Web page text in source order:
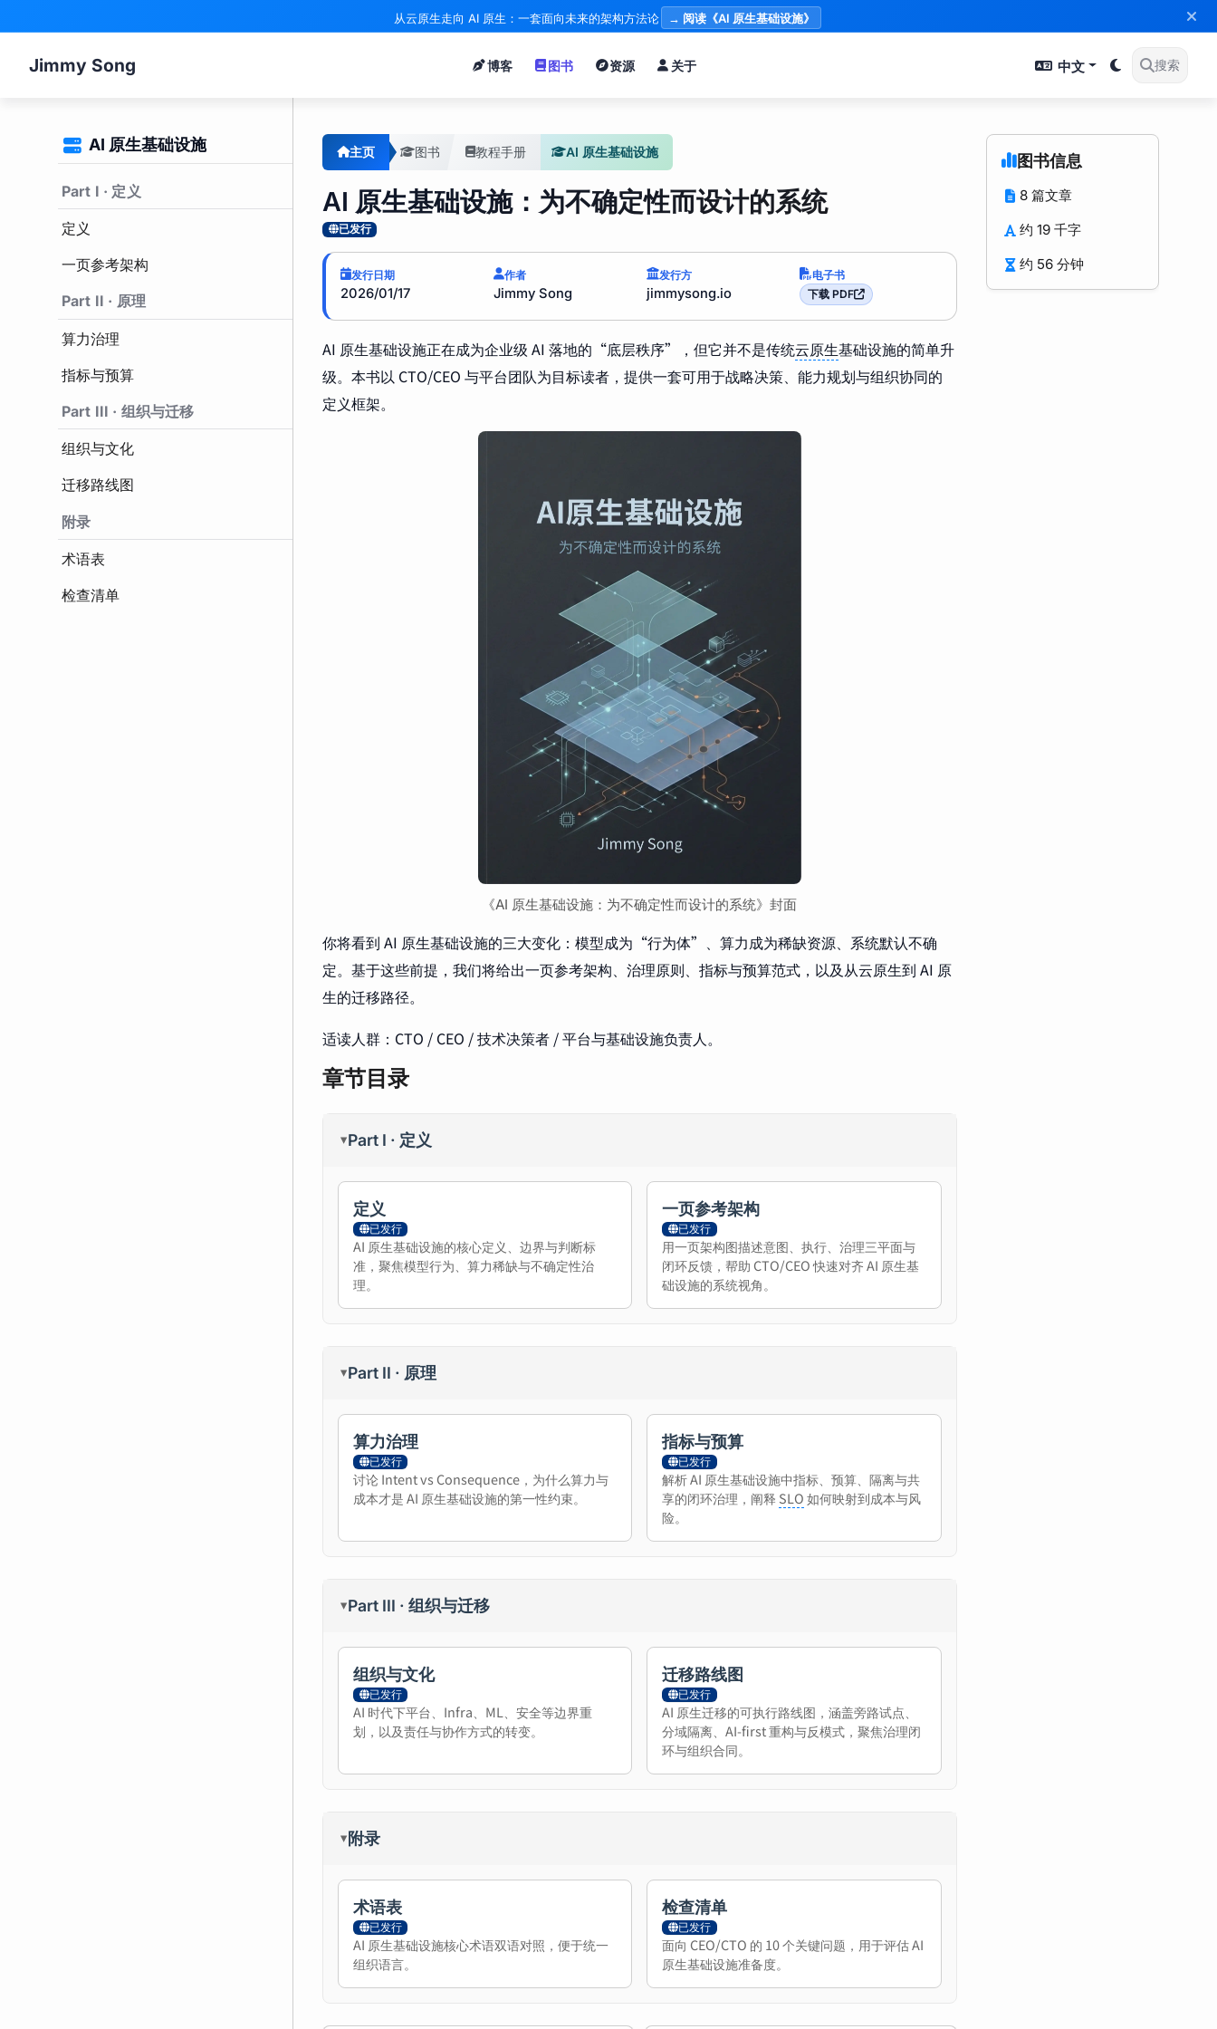
从云原生走向 AI 原生：一套面向未来的架构方法论 → 阅读《AI 原生基础设施》
Jimmy Song 博客 图书 资源 关于 中文 搜索
AI 原生基础设施
Part I · 定义
定义
一页参考架构
Part II · 原理
算力治理
指标与预算
Part III · 组织与迁移
组织与文化
迁移路线图
附录
术语表
检查清单
主页 图书 教程手册 AI 原生基础设施
AI 原生基础设施：为不确定性而设计的系统
已发行
发行日期
2026/01/17
作者
Jimmy Song
发行方
jimmysong.io
电子书
下载 PDF
AI 原生基础设施正在成为企业级 AI 落地的“底层秩序”，但它并不是传统云原生基础设施的简单升
级。本书以 CTO/CEO 与平台团队为目标读者，提供一套可用于战略决策、能力规划与组织协同的
定义框架。
《AI 原生基础设施：为不确定性而设计的系统》封面
你将看到 AI 原生基础设施的三大变化：模型成为“行为体”、算力成为稀缺资源、系统默认不确
定。基于这些前提，我们将给出一页参考架构、治理原则、指标与预算范式，以及从云原生到 AI 原
生的迁移路径。
适读人群：CTO / CEO / 技术决策者 / 平台与基础设施负责人。
章节目录
▸Part I · 定义
定义
已发行
AI 原生基础设施的核心定义、边界与判断标
准，聚焦模型行为、算力稀缺与不确定性治
理。
一页参考架构
已发行
用一页架构图描述意图、执行、治理三平面与
闭环反馈，帮助 CTO/CEO 快速对齐 AI 原生基
础设施的系统视角。
▸Part II · 原理
算力治理
已发行
讨论 Intent vs Consequence，为什么算力与
成本才是 AI 原生基础设施的第一性约束。
指标与预算
已发行
解析 AI 原生基础设施中指标、预算、隔离与共
享的闭环治理，阐释 SLO如何映射到成本与风
险。
▸Part III · 组织与迁移
组织与文化
已发行
AI 时代下平台、Infra、ML、安全等边界重
划，以及责任与协作方式的转变。
迁移路线图
已发行
AI 原生迁移的可执行路线图，涵盖旁路试点、
分域隔离、AI-first 重构与反模式，聚焦治理闭
环与组织合同。
▸附录
术语表
已发行
AI 原生基础设施核心术语双语对照，便于统一
组织语言。
检查清单
已发行
面向 CEO/CTO 的 10 个关键问题，用于评估 AI
原生基础设施准备度。
图书信息
8 篇文章
约 19 千字
约 56 分钟